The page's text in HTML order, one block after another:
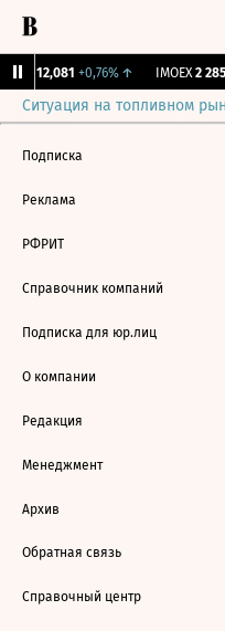
12,081 +0,76%↑ IMOEX 2
Ситуация на топливном
Подписка
Реклама
РФРИТ
Справочник компаний
Подписка для юр.лиц
О компании
Редакция
Менеджмент
Архив
Обратная связь
Справочный центр